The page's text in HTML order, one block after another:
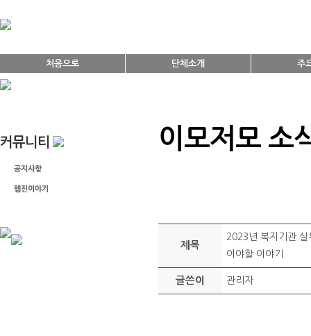
처음으로 단체소개 주
커뮤니티
공지사항
웹진이야기
이모저모 소
제목
2023년 복지기관
어야할 이야기
글쓴이 관리자